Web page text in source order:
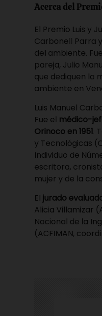
Acerca del
El Premio Luis y
Carbonell Parra
del ambiente.
pareja, Julio
que dediquen la
ambiente en
Luis Manuel
Fue el médico-
Orinoco en 1951.
y Tecnológicas
Individuo de
escritora,
mujer y de la
El jurado
Alicia Villamizar
Nacional de la
(ACFIMAN,